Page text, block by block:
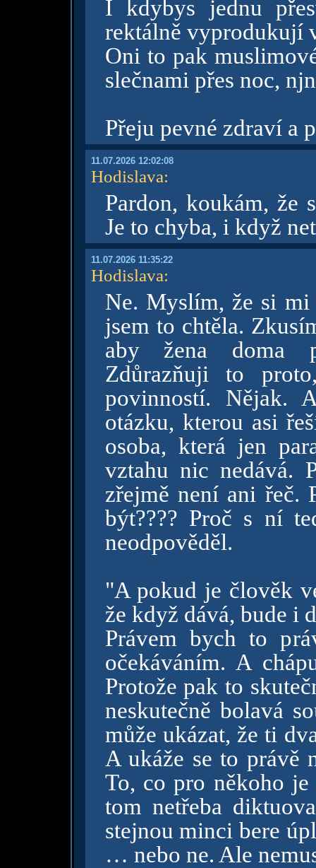
I kdybys jednu
rektálně vyprodukují
Oni to pak
slečnami přes noc,
Přeju pevné zdraví a
11.07.2026 12:02:08
Hodislava:
Pardon, koukám, že
Je to chyba, i když
11.07.2026 11:35:22
Hodislava:
Ne. Myslím, že si mi
jsem to chtěla.
aby žena doma
Zdůrazňuji to
povinností. Nějak.
otázku, kterou asi
osoba, která jen
vztahu nic
zřejmě není ani řeč.
být???? Proč s ní
neodpověděl.
"A pokud je člověk
že když dává, bude i
Právem bych to
očekáváním. A
Protože pak to
neskutečně bolavá
může ukázat, že ti
A ukáže se to právě
To, co pro někoho
tom netřeba
stejnou minci bere
… nebo ne. Ale